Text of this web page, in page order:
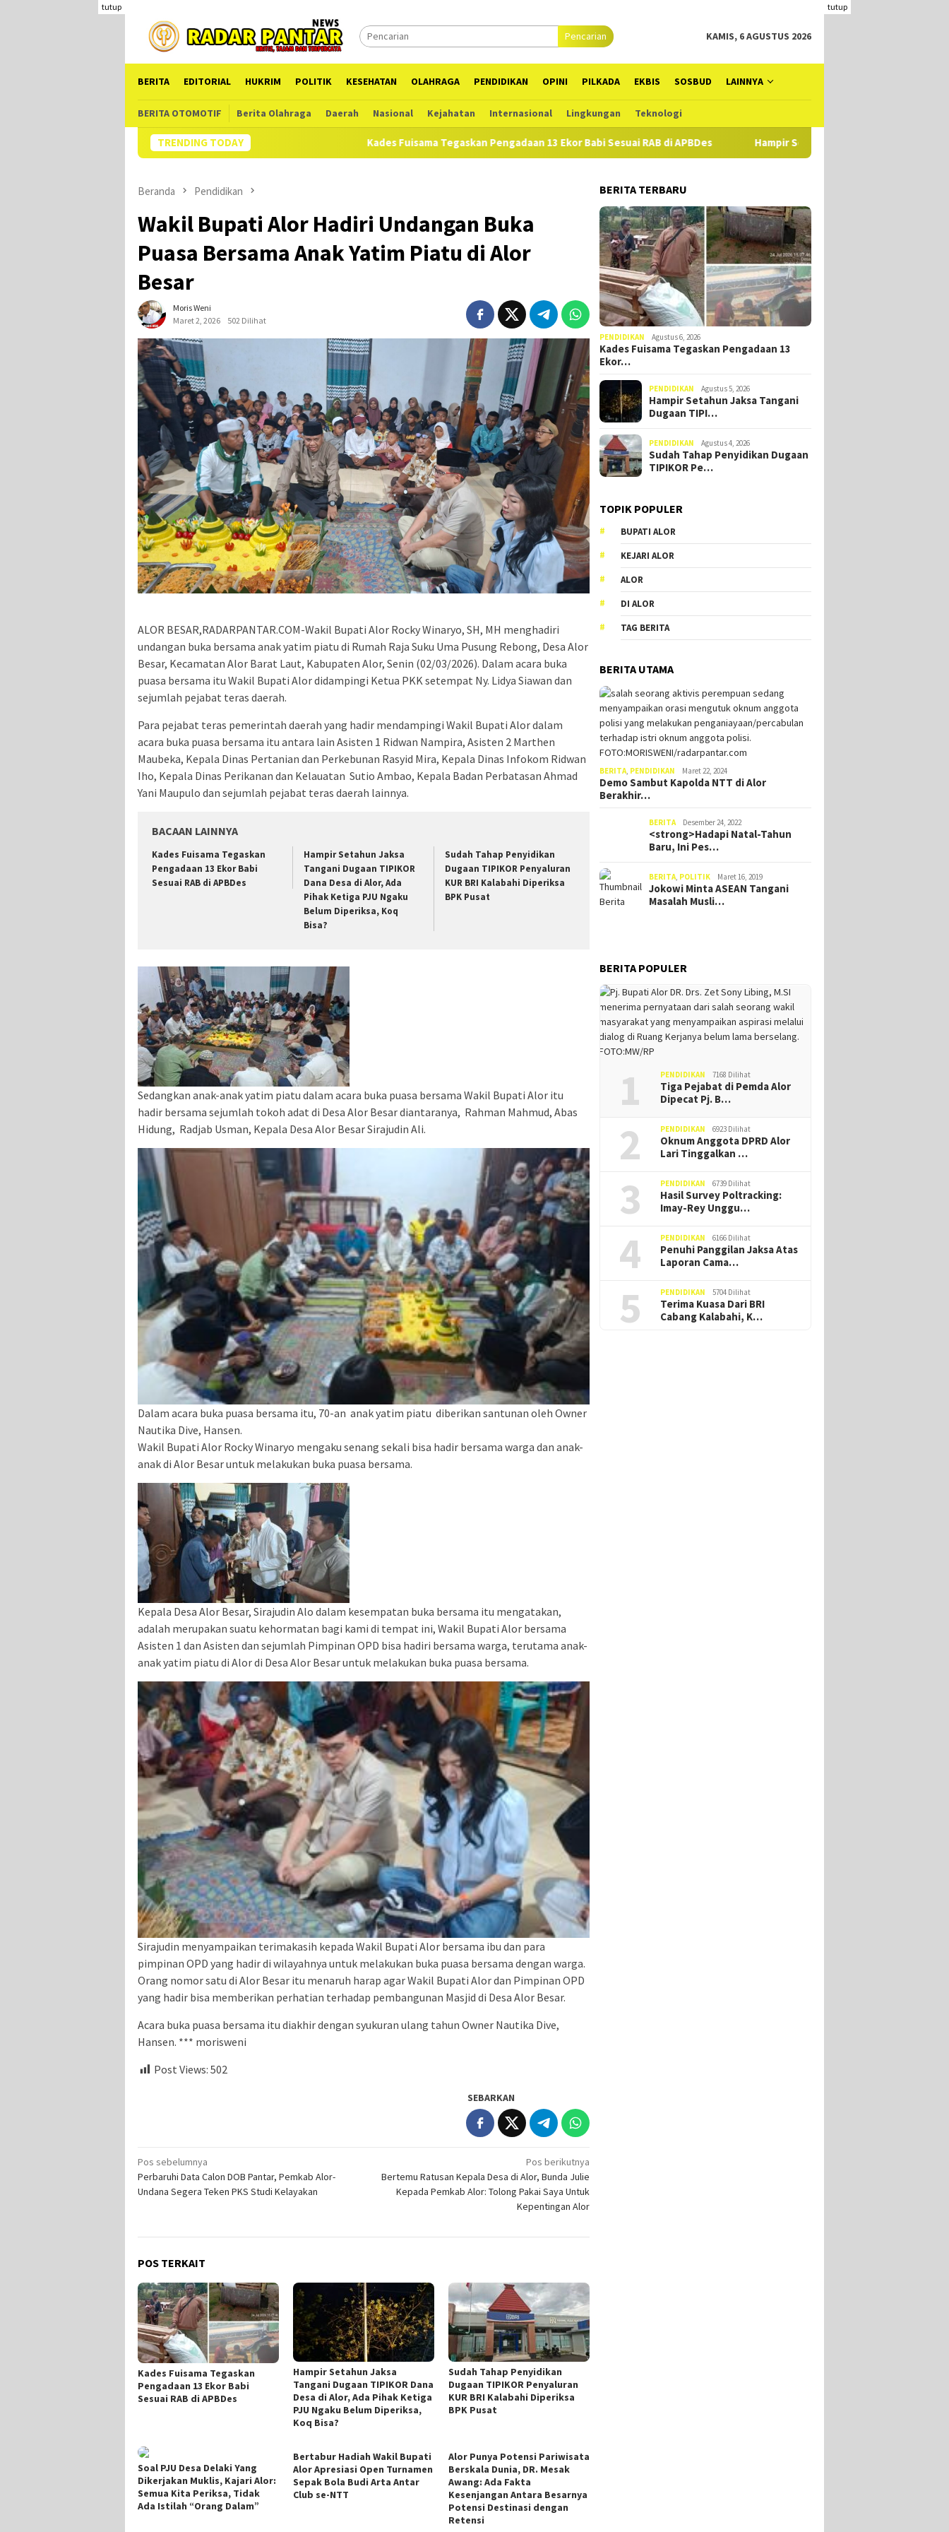
konten
tutup tutup
Pencarian KAMIS, 6 AGUSTUS 2026
BERITA EDITORIAL HUKRIM POLITIK KESEHATAN OLAHRAGA PENDIDIKAN OPINI PILKADA EKBIS SOSBUD LAINNYA
BERITA OTOMOTIF Berita Olahraga Daerah Nasional Kejahatan Internasional Lingkungan Teknologi
TRENDING TODAY Kades Fuisama Tegaskan Pengadaan 13 Ekor Babi Sesuai RAB di APBDes Hampir Setahun Jaksa Tangani Dugaan TIPIKOR Dana Desa di
Beranda Pendidikan
Wakil Bupati Alor Hadiri Undangan Buka
Puasa Bersama Anak Yatim Piatu di Alor
Besar
Moris Weni
Maret 2, 2026
502 Dilihat
ALOR BESAR,RADARPANTAR.COM-Wakil Bupati Alor Rocky Winaryo, SH, MH menghadiri
undangan buka bersama anak yatim piatu di Rumah Raja Suku Uma Pusung Rebong, Desa Alor
Besar, Kecamatan Alor Barat Laut, Kabupaten Alor, Senin (02/03/2026). Dalam acara buka
puasa bersama itu Wakil Bupati Alor didampingi Ketua PKK setempat Ny. Lidya Siawan dan
sejumlah pejabat teras daerah.
Para pejabat teras pemerintah daerah yang hadir mendampingi Wakil Bupati Alor dalam
acara buka puasa bersama itu antara lain Asisten 1 Ridwan Nampira, Asisten 2 Marthen
Maubeka, Kepala Dinas Pertanian dan Perkebunan Rasyid Mira, Kepala Dinas Infokom Ridwan
Iho, Kepala Dinas Perikanan dan Kelauatan Sutio Ambao, Kepala Badan Perbatasan Ahmad
Yani Maupulo dan sejumlah pejabat teras daerah lainnya.
BACAAN LAINNYA
Kades Fuisama Tegaskan
Pengadaan 13 Ekor Babi
Sesuai RAB di APBDes
Hampir Setahun Jaksa
Tangani Dugaan TIPIKOR
Dana Desa di Alor, Ada
Pihak Ketiga PJU Ngaku
Belum Diperiksa, Koq
Bisa?
Sudah Tahap Penyidikan
Dugaan TIPIKOR Penyaluran
KUR BRI Kalabahi Diperiksa
BPK Pusat
Sedangkan anak-anak yatim piatu dalam acara buka puasa bersama Wakil Bupati Alor itu
hadir bersama sejumlah tokoh adat di Desa Alor Besar diantaranya, Rahman Mahmud, Abas
Hidung, Radjab Usman, Kepala Desa Alor Besar Sirajudin Ali.
Dalam acara buka puasa bersama itu, 70-an anak yatim piatu diberikan santunan oleh Owner
Nautika Dive, Hansen.
Wakil Bupati Alor Rocky Winaryo mengaku senang sekali bisa hadir bersama warga dan anak-
anak di Alor Besar untuk melakukan buka puasa bersama.
Kepala Desa Alor Besar, Sirajudin Alo dalam kesempatan buka bersama itu mengatakan,
adalah merupakan suatu kehormatan bagi kami di tempat ini, Wakil Bupati Alor bersama
Asisten 1 dan Asisten dan sejumlah Pimpinan OPD bisa hadiri bersama warga, terutama anak-
anak yatim piatu di Alor di Desa Alor Besar untuk melakukan buka puasa bersama.
Sirajudin menyampaikan terimakasih kepada Wakil Bupati Alor bersama ibu dan para
pimpinan OPD yang hadir di wilayahnya untuk melakukan buka puasa bersama dengan warga.
Orang nomor satu di Alor Besar itu menaruh harap agar Wakil Bupati Alor dan Pimpinan OPD
yang hadir bisa memberikan perhatian terhadap pembangunan Masjid di Desa Alor Besar.
Acara buka puasa bersama itu diakhir dengan syukuran ulang tahun Owner Nautika Dive,
Hansen. *** morisweni
Post Views: 502
SEBARKAN
Navigasi
pos
Pos sebelumnya
Perbaruhi Data Calon DOB Pantar, Pemkab Alor-
Undana Segera Teken PKS Studi Kelayakan
Pos berikutnya
Bertemu Ratusan Kepala Desa di Alor, Bunda Julie
Kepada Pemkab Alor: Tolong Pakai Saya Untuk
Kepentingan Alor
POS TERKAIT
Kades Fuisama Tegaskan
Pengadaan 13 Ekor Babi
Sesuai RAB di APBDes
Hampir Setahun Jaksa
Tangani Dugaan TIPIKOR Dana
Desa di Alor, Ada Pihak Ketiga
PJU Ngaku Belum Diperiksa,
Koq Bisa?
Sudah Tahap Penyidikan
Dugaan TIPIKOR Penyaluran
KUR BRI Kalabahi Diperiksa
BPK Pusat
Soal PJU Desa Delaki Yang
Dikerjakan Muklis, Kajari Alor:
Semua Kita Periksa, Tidak
Ada Istilah “Orang Dalam”
Bertabur Hadiah Wakil Bupati
Alor Apresiasi Open Turnamen
Sepak Bola Budi Arta Antar
Club se-NTT
Alor Punya Potensi Pariwisata
Berskala Dunia, DR. Mesak
Awang: Ada Fakta
Kesenjangan Antara Besarnya
Potensi Destinasi dengan
Retensi
BERITA TERBARU
PENDIDIKAN Agustus 6, 2026
Kades Fuisama Tegaskan Pengadaan 13
Ekor…
PENDIDIKAN Agustus 5, 2026
Hampir Setahun Jaksa Tangani
Dugaan TIPI…
PENDIDIKAN Agustus 4, 2026
Sudah Tahap Penyidikan Dugaan
TIPIKOR Pe…
TOPIK POPULER
BUPATI ALOR
KEJARI ALOR
ALOR
DI ALOR
TAG BERITA
BERITA UTAMA
BERITA PENDIDIKAN Maret 22, 2024
Demo Sambut Kapolda NTT di Alor
Berakhir…
BERITA Desember 24, 2022
<strong>Hadapi Natal-Tahun
Baru, Ini Pes…
BERITA POLITIK Maret 16, 2019
Jokowi Minta ASEAN Tangani
Masalah Musli…
BERITA POPULER
1 PENDIDIKAN 7168 Dilihat
Tiga Pejabat di Pemda Alor
Dipecat Pj. B…
2 PENDIDIKAN 6923 Dilihat
Oknum Anggota DPRD Alor
Lari Tinggalkan …
3 PENDIDIKAN 6739 Dilihat
Hasil Survey Poltracking:
Imay-Rey Unggu…
4 PENDIDIKAN 6166 Dilihat
Penuhi Panggilan Jaksa Atas
Laporan Cama…
5 PENDIDIKAN 5704 Dilihat
Terima Kuasa Dari BRI
Cabang Kalabahi, K…